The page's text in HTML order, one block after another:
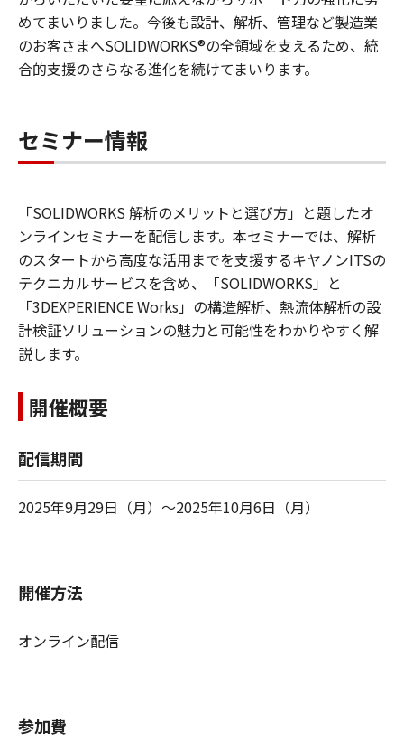
めてまいりました。今後も設計、解析、管理など製造業
のお客さまへSOLIDWORKS®の全領域を支えるため、統
合的支援のさらなる進化を続けてまいります。
セミナー情報
「SOLIDWORKS 解析のメリットと選び方」と題したオ
ンラインセミナーを配信します。本セミナーでは、解析
のスタートから高度な活用までを支援するキヤノンITSの
テクニカルサービスを含め、「SOLIDWORKS」と
「3DEXPERIENCE Works」の構造解析、熱流体解析の設
計検証ソリューションの魅力と可能性をわかりやすく解
説します。
開催概要
配信期間
2025年9月29日（月）～2025年10月6日（月）
開催方法
オンライン配信
参加費